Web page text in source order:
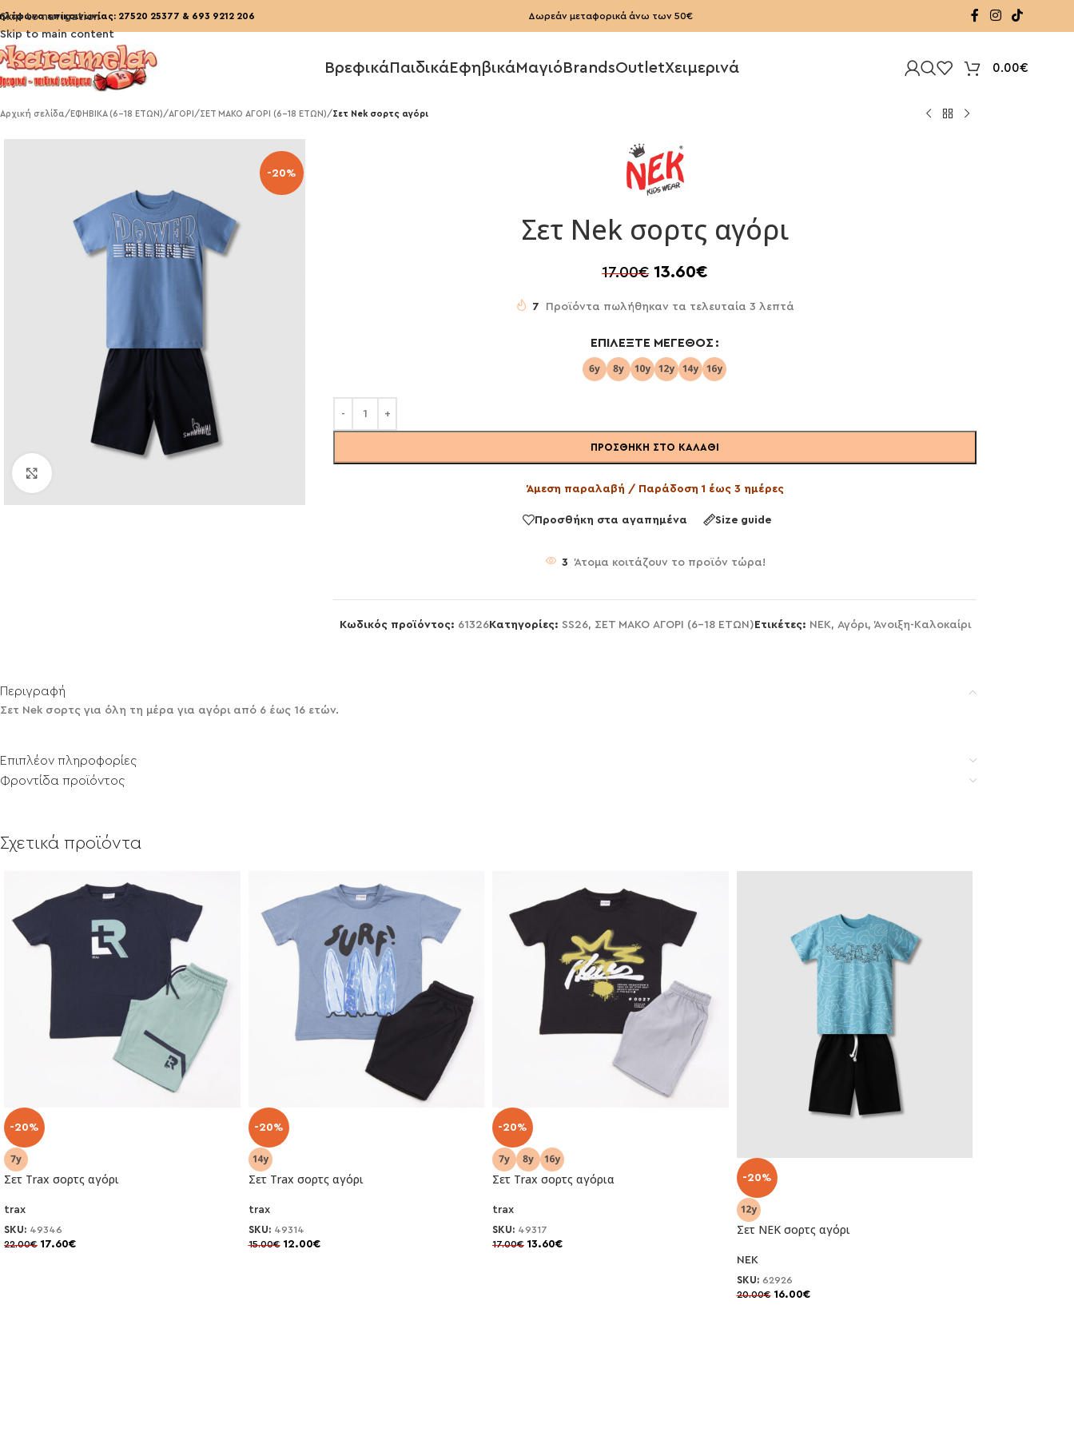
Skip to navigation
Skip to main content
επικοινωνίας: 27520 25377 & 693 9212 206 Δωρεάν μεταφορικά άνω των 50€
Βρεφικά Παιδικά ΕφηβικάΜαγιό BrandsOutletΧειμερινά 0.00€
Αρχική σελίδα/ ΕΦΗΒΙΚΑ (6-18 ΕΤΩΝ)/ΑΓΟΡΙ /ΣΕΤ ΜΑΚΟ ΑΓΟΡΙ (6-18 ΕΤΩΝ)/Σετ Nek σορτς αγόρι
-20%
Σετ Nek σορτς αγόρι
17.00€ 13.60€
7 Προϊόντα πωλήθηκαν τα τελευταία 3 λεπτά
ΕΠΙΛΈΞΤΕ ΜΈΓΕΘΟΣ
ΠΡΟΣΘΉΚΗ ΣΤΟ ΚΑΛΆΘΙ
Άμεση παραλαβή / Παράδοση 1 έως 3 ημέρες
Προσθήκη στα αγαπημένα Size guide
3 Άτομα κοιτάζουν το προϊόν τώρα!
Κωδικός προϊόντος: 61326Κατηγορίες: SS26, ΣΕΤ ΜΑΚΟ ΑΓΟΡΙ (6-18 ΕΤΩΝ) Ετικέτες: NEK, Αγόρι, Άνοιξη-Καλοκαίρι
Περιγραφή
Σετ Nek σορτς για όλη τη μέρα για αγόρι από 6 έως 16 ετών.
Επιπλέον πληροφορίες
Φροντίδα προϊόντος
Σχετικά προϊόντα
-20%
Σετ Trax σορτς αγόρι
trax
SKU: 49346
22.00€ 17.60€
-20%
Σετ Trax σορτς αγόρι
trax
SKU: 49314
15.00€ 12.00€
-20%
Σετ Trax σορτς αγόρια
trax
SKU: 49317
17.00€ 13.60€
-20%
Σετ NEK σορτς αγόρι
NEK
SKU: 62926
20.00€ 16.00€